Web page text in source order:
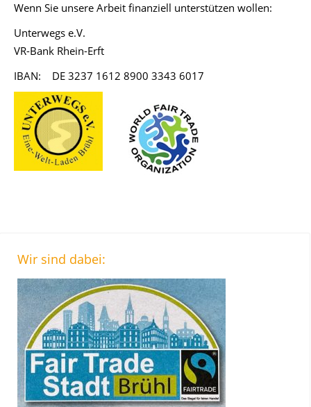
Wenn Sie unsere Arbeit finanziell unterstützen wollen:
Unterwegs e.V.
VR-Bank Rhein-Erft
IBAN: DE 3237 1612 8900 3343 6017
Wir sind dabei: